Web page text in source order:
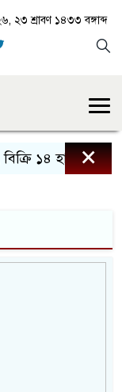
২৩ শ্রাবণ ১৪৩৩ বঙ্গাব্দ
১৪ হাজারে×